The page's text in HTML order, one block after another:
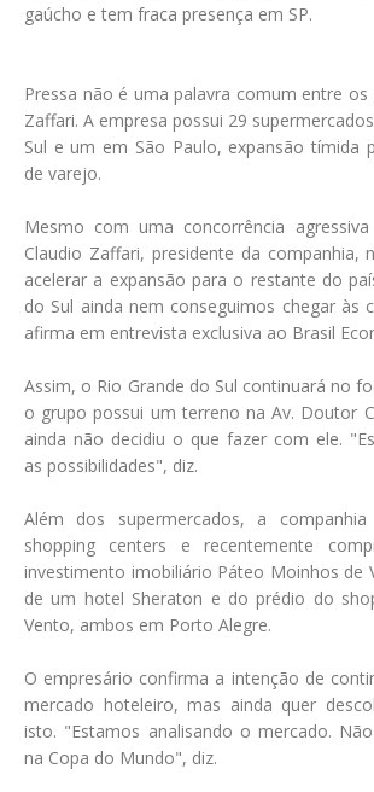
gaúcho e tem fraca presença em SP.
Pressa não é uma palavra comum entre
Zaffari. A empresa possui 29
Sul e um em São Paulo, expansão tímida
de varejo.
Mesmo com uma concorrência
Claudio Zaffari, presidente da companhia,
acelerar a expansão para o restante do
do Sul ainda nem conseguimos chegar às
afirma em entrevista exclusiva ao Brasil
Assim, o Rio Grande do Sul continuará no
o grupo possui um terreno na Av. Doutor
ainda não decidiu o que fazer com ele.
as possibilidades", diz.
Além dos supermercados, a
shopping centers e recentemente
investimento imobiliário Páteo Moinhos de
de um hotel Sheraton e do prédio do
Vento, ambos em Porto Alegre.
O empresário confirma a intenção de
mercado hoteleiro, mas ainda quer
isto. "Estamos analisando o mercado.
na Copa do Mundo", diz.